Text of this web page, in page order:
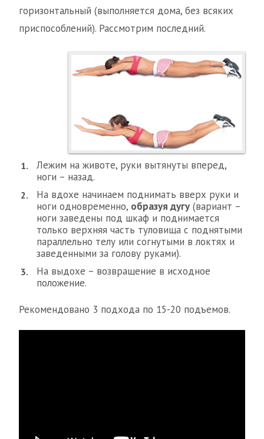
горизонтальный (выполняется дома, без всяких
приспособлений). Рассмотрим последний.
Лежим на животе, руки вытянуты вперед,
ноги – назад.
На вдохе начинаем поднимать вверх руки и
ноги одновременно, образуя дугу (вариант –
ноги заведены под шкаф и поднимается
только верхняя часть туловища с поднятыми
параллельно телу или согнутыми в локтях и
заведенными за голову руками).
На выдохе – возвращение в исходное
положение.
Рекомендовано 3 подхода по 15-20 подъемов.